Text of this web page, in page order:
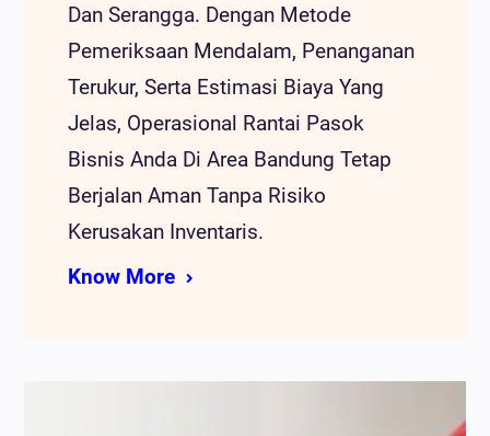
Dan Serangga. Dengan Metode
Pemeriksaan Mendalam, Penanganan
Terukur, Serta Estimasi Biaya Yang
Jelas, Operasional Rantai Pasok
Bisnis Anda Di Area Bandung Tetap
Berjalan Aman Tanpa Risiko
Kerusakan Inventaris.
Know More